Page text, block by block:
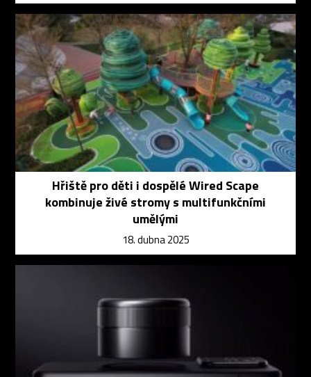
Hřiště pro děti i dospělé Wired Scape
kombinuje živé stromy s multifunkčními
umělými
18. dubna 2025